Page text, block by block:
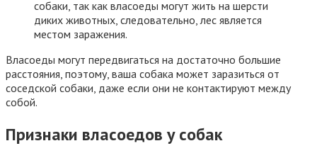
собаки, так как власоеды могут жить на шерсти
диких животных, следовательно, лес является
местом заражения.
Власоеды могут передвигаться на достаточно большие
расстояния, поэтому, ваша собака может заразиться от
соседской собаки, даже если они не контактируют между
собой.
Признаки власоедов у собак